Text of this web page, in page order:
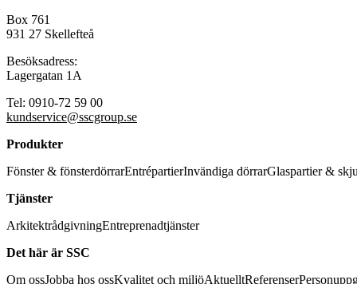
Box 761
931 27 Skellefteå
Besöksadress:
Lagergatan 1A
Tel: 0910-72 59 00
kundservice@sscgroup.se
Produkter
Fönster & fönsterdörrarEntrépartierInvändiga dörrarGlaspartier &
Tjänster
ArkitektrådgivningEntreprenadtjänster
Det här är SSC
Om ossJobba hos ossKvalitet och miljöAktuelltReferenser